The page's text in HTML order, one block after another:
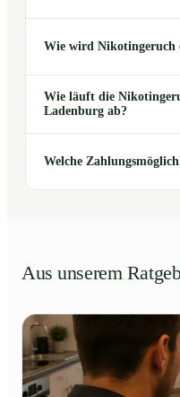
Wie wird Nikotingeruch
Wie läuft die
Ladenburg ab?
Welche
Aus unserem